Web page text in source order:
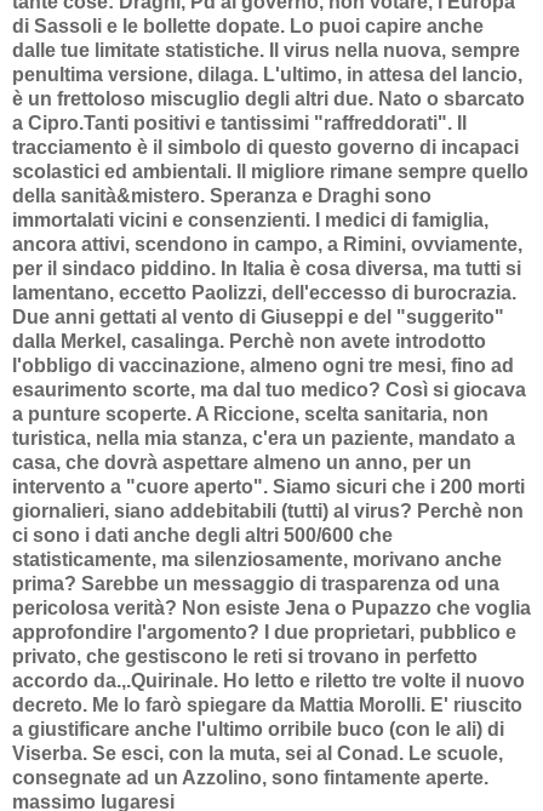
di Sassoli e le bollette dopate. Lo puoi capire anche
dalle tue limitate statistiche. Il virus nella nuova, sempre
penultima versione, dilaga. L'ultimo, in attesa del lancio,
è un frettoloso miscuglio degli altri due. Nato o sbarcato
a Cipro.Tanti positivi e tantissimi "raffreddorati". Il
tracciamento è il simbolo di questo governo di incapaci
scolastici ed ambientali. Il migliore rimane sempre quello
della sanità&mistero. Speranza e Draghi sono
immortalati vicini e consenzienti. I medici di famiglia,
ancora attivi, scendono in campo, a Rimini, ovviamente,
per il sindaco piddino. In Italia è cosa diversa, ma tutti si
lamentano, eccetto Paolizzi, dell'eccesso di burocrazia.
Due anni gettati al vento di Giuseppi e del "suggerito"
dalla Merkel, casalinga. Perchè non avete introdotto
l'obbligo di vaccinazione, almeno ogni tre mesi, fino ad
esaurimento scorte, ma dal tuo medico? Così si giocava
a punture scoperte. A Riccione, scelta sanitaria, non
turistica, nella mia stanza, c'era un paziente, mandato a
casa, che dovrà aspettare almeno un anno, per un
intervento a "cuore aperto". Siamo sicuri che i 200 morti
giornalieri, siano addebitabili (tutti) al virus? Perchè non
ci sono i dati anche degli altri 500/600 che
statisticamente, ma silenziosamente, morivano anche
prima? Sarebbe un messaggio di trasparenza od una
pericolosa verità? Non esiste Jena o Pupazzo che voglia
approfondire l'argomento? I due proprietari, pubblico e
privato, che gestiscono le reti si trovano in perfetto
accordo da.,.Quirinale. Ho letto e riletto tre volte il nuovo
decreto. Me lo farò spiegare da Mattia Morolli. E' riuscito
a giustificare anche l'ultimo orribile buco (con le ali) di
Viserba. Se esci, con la muta, sei al Conad. Le scuole,
consegnate ad un Azzolino, sono fintamente aperte.
massimo lugaresi